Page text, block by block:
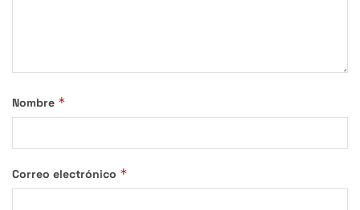
Nombre *
Correo electrónico *